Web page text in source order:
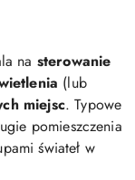
na sterowanie
(lub
miejsc. Typowe
pomieszczenia
świateł w